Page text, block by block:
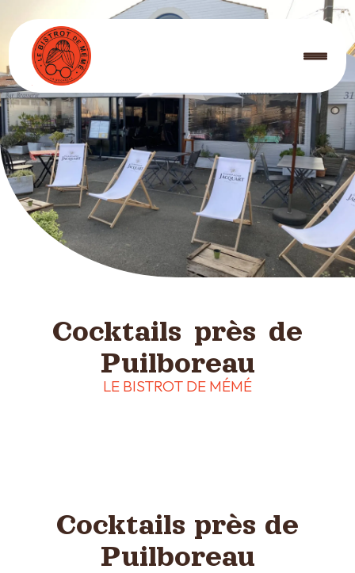
Cocktails près de
Puilboreau
LE BISTROT DE MÉMÉ
Cocktails près de
Puilboreau
Panneau de gestion des cookies